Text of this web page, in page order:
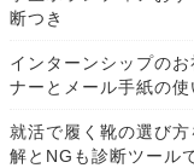
断つき
インターンシップの
ナーとメール手紙の使
就活で履く靴の選び
解とNGも診断ツール